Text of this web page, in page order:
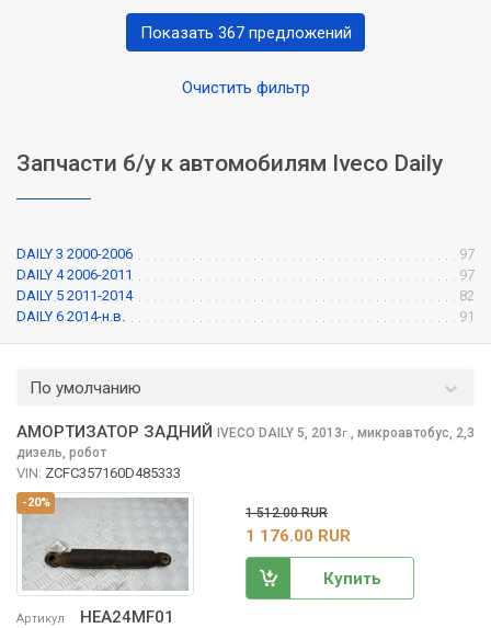
Очистить фильтр
Показать 367 предложений
Запчасти б/у к автомобилям Iveco Daily
DAILY 3 2000-2006
97
DAILY 4 2006-2011
97
DAILY 5 2011-2014
82
DAILY 6 2014-н.в.
91
По умолчанию
-20%
Артикул HEA24MF01
АМОРТИЗАТОР ЗАДНИЙ IVECO DAILY 5, 2013г., микроавтобус, 2,3
дизель, робот
VIN: ZCFC357160D485333
1 512.00 RUR
1 176.00 RUR
Купить